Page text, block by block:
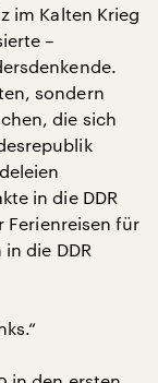
im Kalten Krieg
–
sondern
die sich
in die DDR
Ferienreisen für
die DDR